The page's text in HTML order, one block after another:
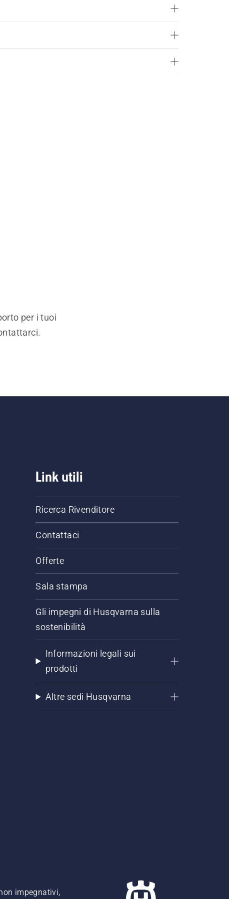
per i tuoi
Link utili
Ricerca Rivenditore
Contattaci
Offerte
Sala stampa
Gli impegni di Husqvarna sulla
sostenibilità
Informazioni legali sui
prodotti
Altre sedi Husqvarna
impegnativi,